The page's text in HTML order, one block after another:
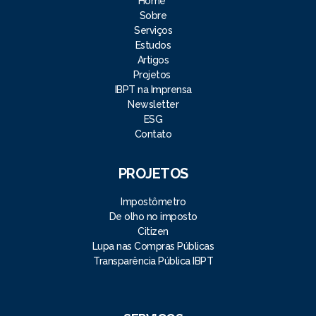
Sobre
Serviços
Estudos
Artigos
Projetos
IBPT na Imprensa
Newsletter
ESG
Contato
PROJETOS
Impostômetro
De olho no imposto
Citizen
Lupa nas Compras Públicas
Transparência Pública IBPT